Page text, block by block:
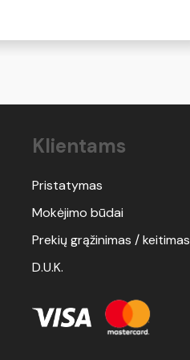
Klientams
Pristatymas
Mokėjimo būdai
Prekių grąžinimas / keitimas
D.U.K.